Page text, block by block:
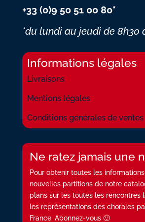
+33 (0)9 50 51 00 80*
*du lundi au jeudi de 8h30
Informations légales
Livraisons
Mentions légales
Conditions générales de ventes
Ne ratez jamais une
Pour obtenir toutes les
nouvelles partitions de notre
plans sur les toutes les rencontres
les représentations des chorales
France. Abonnez-vous 🙂